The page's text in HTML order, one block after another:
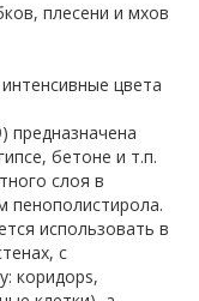
плесени и мхов
цвета
предназначена
бетоне и т.п.
слоя в
пенополистирола.
использовать в
с
коридорs,